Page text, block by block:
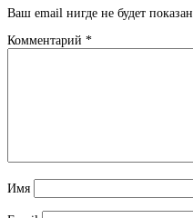
Ваш email нигде не будет показан
Комментарий *
Имя